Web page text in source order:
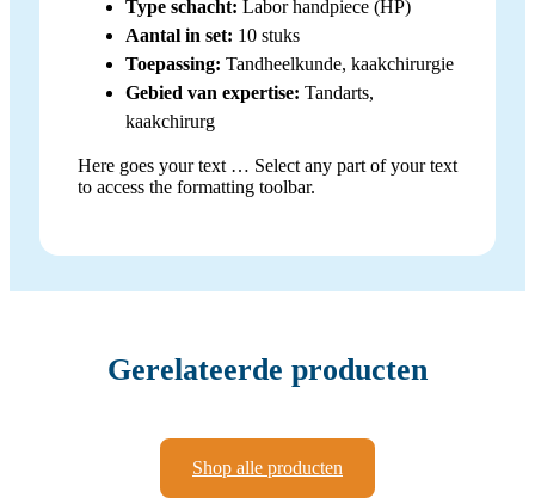
Type schacht: Labor handpiece (HP)
Aantal in set: 10 stuks
Toepassing: Tandheelkunde, kaakchirurgie
Gebied van expertise: Tandarts,
kaakchirurg
Here goes your text … Select any part of your text
to access the formatting toolbar.
Gerelateerde producten
Shop alle producten